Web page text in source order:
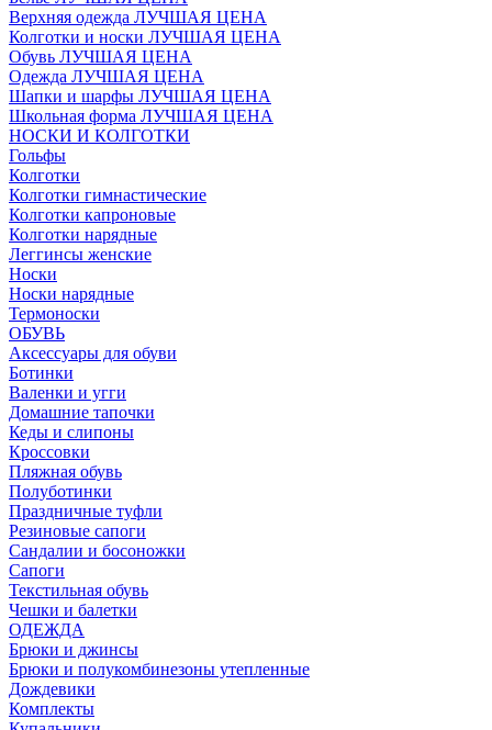
Верхняя одежда ЛУЧШАЯ ЦЕНА
Колготки и носки ЛУЧШАЯ ЦЕНА
Обувь ЛУЧШАЯ ЦЕНА
Одежда ЛУЧШАЯ ЦЕНА
Шапки и шарфы ЛУЧШАЯ ЦЕНА
Школьная форма ЛУЧШАЯ ЦЕНА
НОСКИ И КОЛГОТКИ
Гольфы
Колготки
Колготки гимнастические
Колготки капроновые
Колготки нарядные
Леггинсы женские
Носки
Носки нарядные
Термоноски
ОБУВЬ
Аксессуары для обуви
Ботинки
Валенки и угги
Домашние тапочки
Кеды и слипоны
Кроссовки
Пляжная обувь
Полуботинки
Праздничные туфли
Резиновые сапоги
Сандалии и босоножки
Сапоги
Текстильная обувь
Чешки и балетки
ОДЕЖДА
Брюки и джинсы
Брюки и полукомбинезоны утепленные
Дождевики
Комплекты